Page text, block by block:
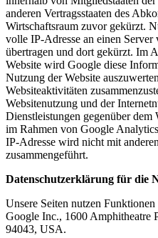
anderen Vertragsstaaten des
Wirtschaftsraum zuvor gekürzt.
volle IP-Adresse an einen
übertragen und dort gekürzt. Im
Website wird Google diese
Nutzung der Website
Websiteaktivitäten
Websitenutzung und der
Dienstleistungen gegenüber
im Rahmen von Google
IP-Adresse wird nicht mit
zusammengeführt.
Datenschutzerklärung für die
Unsere Seiten nutzen
Google Inc., 1600 Amphitheatre
94043, USA.